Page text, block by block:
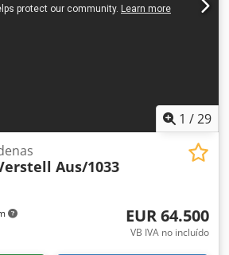
para trabajos exigentes La
buen estado y ha recibido
1 /29
Aus/1033
EUR 64.500
VB IVA no incluído